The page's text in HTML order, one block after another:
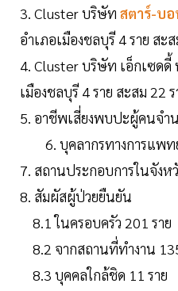
3. Cluster บริษัท สตาร์-บ
อำเภอเมืองชลบุรี 4 ราย สะ
4. Cluster บริษัท เอ็กเซด
เมืองชลบุรี 4 ราย สะสม 22 ร
5. อาชีพเสี่ยงพบปะผู้
6. บุคลากรทางการแพท
7. สถานประกอบการในจังห
8. สัมผัสผู้ป่วยยืนยัน
8.1 ในครอบครัว 201 ราย
8.2 จากสถานที่ทำงาน
8.3 บุคคลใกล้ชิด 11 ราย